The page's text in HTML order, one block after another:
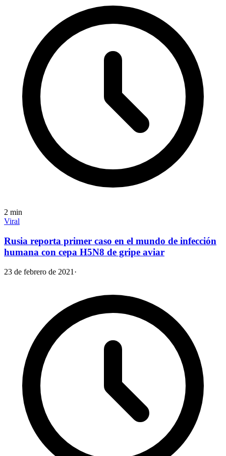
2 min
Viral
Rusia reporta primer caso en el mundo de infección
humana con cepa H5N8 de gripe aviar
23 de febrero de 2021 ·